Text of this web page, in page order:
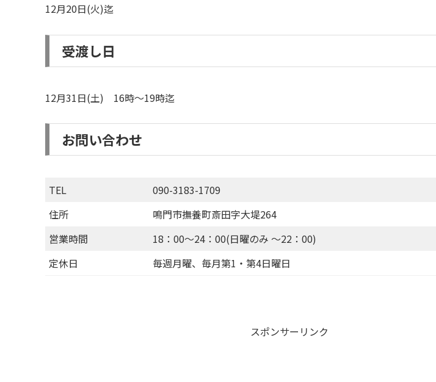
12月20日(火)迄
受渡し日
12月31日(土) 16時～19時迄
お問い合わせ
TEL
090-3183-1709
住所
鳴門市撫養町斎田字大堤264
営業時間
18：00～24：00(日曜のみ ～22：00)
定休日
毎週月曜、毎月第1・第4日曜日
スポンサーリンク